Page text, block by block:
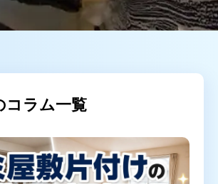
よくあるご質問
コラム一覧